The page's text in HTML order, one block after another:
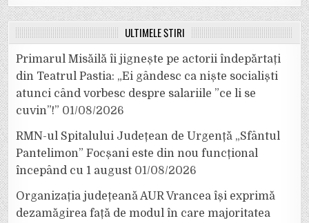
ULTIMELE ȘTIRI
Primarul Misăilă îi jignește pe actorii îndepărtați
din Teatrul Pastia: „Ei gândesc ca niște socialiști
atunci când vorbesc despre salariile ”ce li se
cuvin”!” 01/08/2026
RMN-ul Spitalului Județean de Urgență „Sfântul
Pantelimon” Focșani este din nou funcțional
începând cu 1 august 01/08/2026
Organizația județeană AUR Vrancea își exprimă
dezamăgirea față de modul în care majoritatea